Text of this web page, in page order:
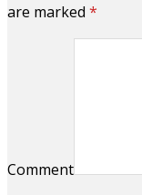
are marked *
Comment